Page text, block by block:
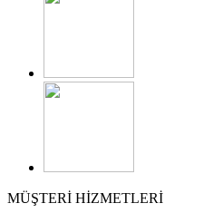
MÜŞTERİ HİZMETLERİ